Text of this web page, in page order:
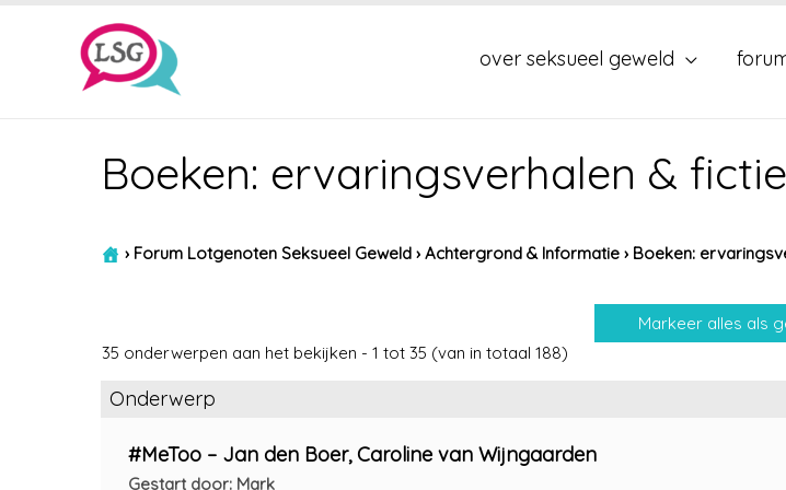
over seksueel geweld
Boeken: ervaringsverhalen & fictie
› Forum Lotgenoten Seksueel Geweld › Achtergrond & Informatie › Boeken:
35 onderwerpen aan het bekijken - 1 tot 35 (van in totaal 188)
Onderwerp
#MeToo – Jan den Boer, Caroline van Wijngaarden
Gestart door: Mark